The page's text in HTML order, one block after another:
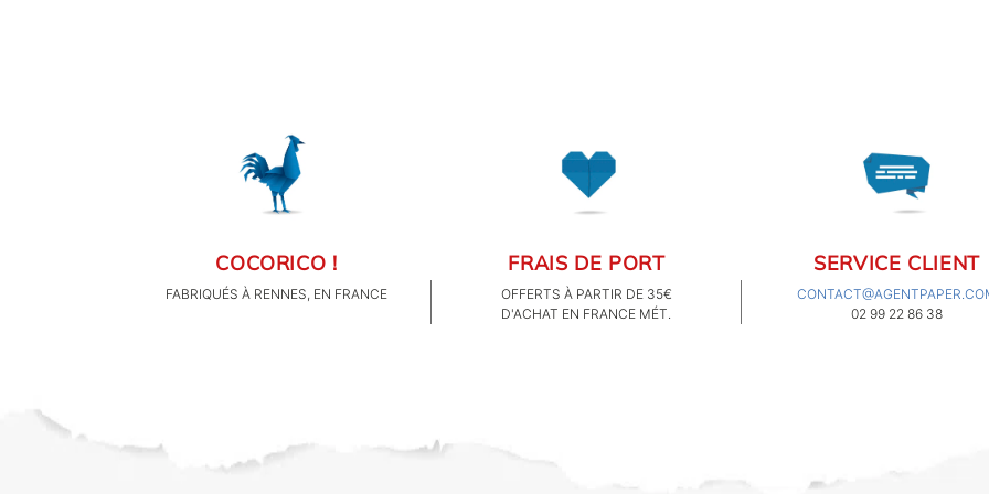
sommes du genre
nostalgique, retour
chronologique sur SIX
COCORICO !
FABRIQUÉS À RENNES, EN FRANCE
FRAIS DE PORT
OFFERTS À PARTIR DE 35€
D'ACHAT EN FRANCE MÉT.
SERVICE CLIENT
02 99 22 86 38